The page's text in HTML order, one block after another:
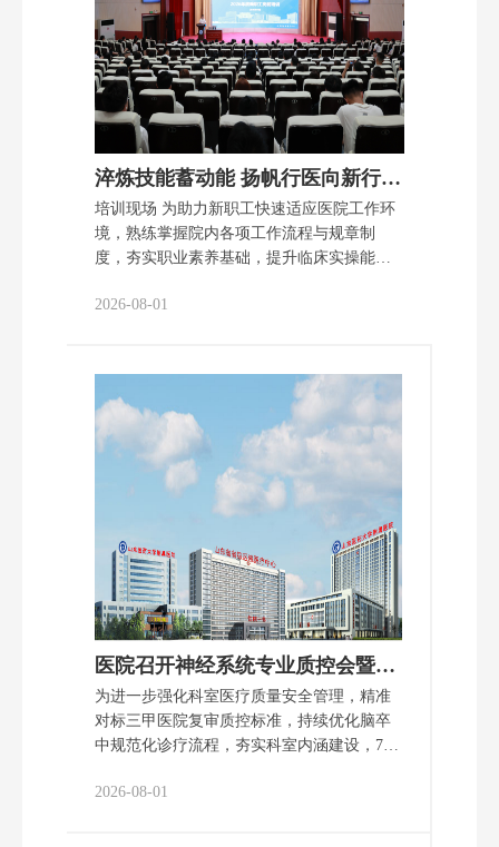
次双方搭建医联体、建成转会诊分中心，将
省级优质医疗资源下沉至乡镇一线，是落实
分级诊疗部署、补齐基层医疗短板的关键民
生举措。他希望青城卫生院紧抓机遇对标提
升，夯实基层诊疗根基，引导全县基层医疗
机构借鉴经验全域提质。 石斗飞在讲话中表
派业务院长与卫生强基队员驻院帮扶，通过
管理帮扶、技术传授、学科共建、人……
淬炼技能蓄动能 扬帆行医向新行︱山东医药大学附属医院顺利完成2026年度新职工...
培训现场 为助力新职工快速适应医院工作环
境，熟练掌握院内各项工作流程与规章制
度，夯实职业素养基础，提升临床实操能力
医药大学附属医院圆满开展了为期两周的新
职业成长第一课。院领导王东、王玉玖、刘
志强、付善锋、石斗飞分别进行授课或参与
组织培训。 党委书记王东为新职工讲职业生
涯规划 党委副书记、院长王玉玖给新职工上
岗前培训第一课 党委书记王东对各位新职工
的顺利入职表示衷心祝贺，并系统阐释职业
生涯规划“一勤、二谋、三站、四处、五度”架
构体系，他围绕勤学实干、谋划发展、辩证
审视、待人之道、综合素养等方面，对新职
工成长发展提出清晰指引，勉励全体新职工
勤学善思、笃行奋进，用心勾勒出彩的职业
职工介绍了医院发……
2026-08-01
医院召开神经系统专业质控会暨卒中中心质量分析与典型病例复盘专题会议
为进一步强化科室医疗质量安全管理，精准
对标三甲医院复审质控标准，持续优化脑卒
中规范化诊疗流程，夯实科室内涵建设，7月
专业质控会暨三甲复审质控、卒中中心质量
2026-08-01